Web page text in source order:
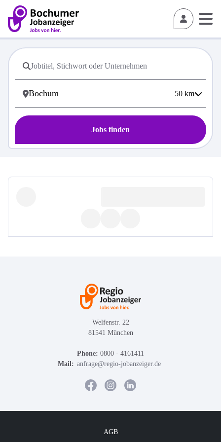
50 km
Jobs finden
Welfenstr. 22
81541 München
Phone: 0800 - 4161411
Mail: anfrage@regio-jobanzeiger.de
AGB